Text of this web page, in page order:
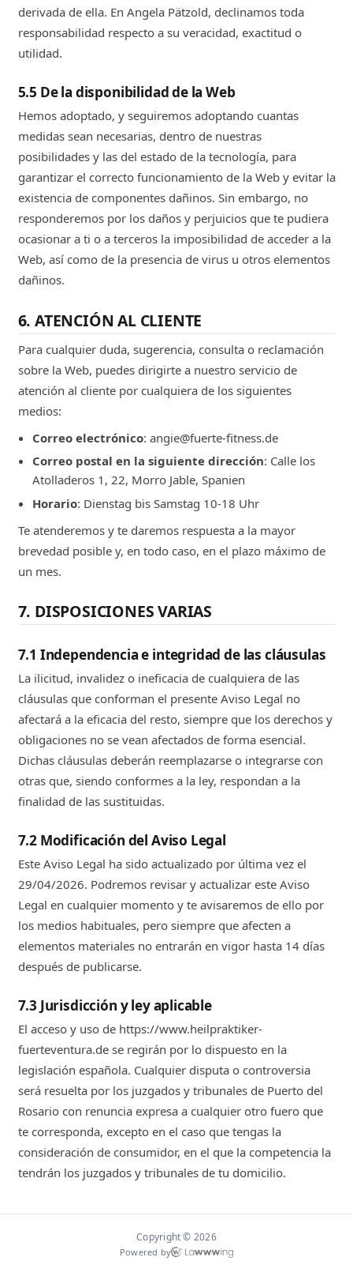
derivada de ella. En Angela Pätzold, declinamos toda
responsabilidad respecto a su veracidad, exactitud o
utilidad.
5.5 De la disponibilidad de la Web
Hemos adoptado, y seguiremos adoptando cuantas
medidas sean necesarias, dentro de nuestras
posibilidades y las del estado de la tecnología, para
garantizar el correcto funcionamiento de la Web y evitar la
existencia de componentes dañinos. Sin embargo, no
responderemos por los daños y perjuicios que te pudiera
ocasionar a ti o a terceros la imposibilidad de acceder a la
Web, así como de la presencia de virus u otros elementos
dañinos.
6. ATENCIÓN AL CLIENTE
Para cualquier duda, sugerencia, consulta o reclamación
sobre la Web, puedes dirigirte a nuestro servicio de
atención al cliente por cualquiera de los siguientes
medios:
Correo electrónico: angie@fuerte-fitness.de
Correo postal en la siguiente dirección: Calle los
Atolladeros 1, 22, Morro Jable, Spanien
Horario: Dienstag bis Samstag 10-18 Uhr
Te atenderemos y te daremos respuesta a la mayor
brevedad posible y, en todo caso, en el plazo máximo de
un mes.
7. DISPOSICIONES VARIAS
7.1 Independencia e integridad de las cláusulas
La ilicitud, invalidez o ineficacia de cualquiera de las
cláusulas que conforman el presente Aviso Legal no
afectará a la eficacia del resto, siempre que los derechos y
obligaciones no se vean afectados de forma esencial.
Dichas cláusulas deberán reemplazarse o integrarse con
otras que, siendo conformes a la ley, respondan a la
finalidad de las sustituidas.
7.2 Modificación del Aviso Legal
Este Aviso Legal ha sido actualizado por última vez el
29/04/2026. Podremos revisar y actualizar este Aviso
Legal en cualquier momento y te avisaremos de ello por
los medios habituales, pero siempre que afecten a
elementos materiales no entrarán en vigor hasta 14 días
después de publicarse.
7.3 Jurisdicción y ley aplicable
El acceso y uso de https://www.heilpraktiker-
fuerteventura.de se regirán por lo dispuesto en la
legislación española. Cualquier disputa o controversia
será resuelta por los juzgados y tribunales de Puerto del
Rosario con renuncia expresa a cualquier otro fuero que
te corresponda, excepto en el caso que tengas la
consideración de consumidor, en el que la competencia la
tendrán los juzgados y tribunales de tu domicilio.
Copyright © 2026
Powered by